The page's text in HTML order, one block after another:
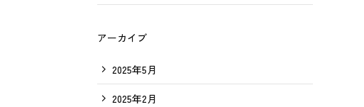
アーカイブ
2025年5月
2025年2月